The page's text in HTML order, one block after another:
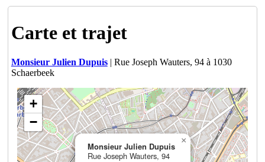
Carte et trajet
Monsieur Julien Dupuis| Rue Joseph Wauters, 94 à 1030
Schaerbeek
Monsieur Julien Dupuis
Rue Joseph Wauters, 94
×
+
−